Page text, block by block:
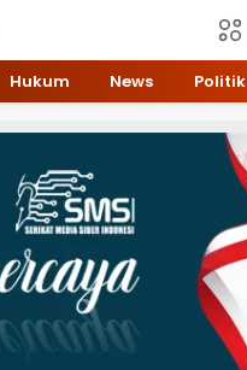
Hukum News Politik